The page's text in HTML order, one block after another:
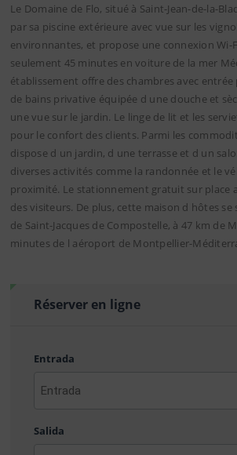
Le Domaine de Flo, situé à Saint-Jean-de-la-
par sa piscine extérieure avec vue sur les
environnantes, et propose une connexion Wi-
seulement 45 minutes en voiture de la mer
établissement offre des chambres avec entrée
de bains privative équipée d une douche et
une vue sur le jardin. Le linge de lit et les
pour le confort des clients. Parmi les
dispose d un jardin, d une terrasse et d un
diverses activités comme la randonnée et le
proximité. Le stationnement gratuit sur place
des visiteurs. De plus, cette maison d hôtes se
de Saint-Jacques de Compostelle, à 47 km de
minutes de l aéroport de Montpellier-
Réserver en ligne
Entrada
AAAA
MM
Salida